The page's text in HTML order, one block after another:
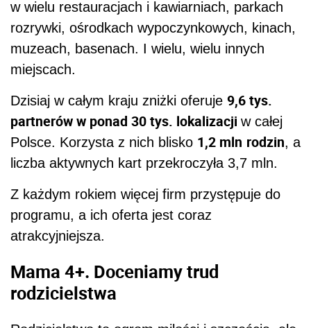
w wielu restauracjach i kawiarniach, parkach
rozrywki, ośrodkach wypoczynkowych, kinach,
muzeach, basenach. I wielu, wielu innych
miejscach.
Dzisiaj w całym kraju zniżki oferuje 9,6 tys.
partnerów w ponad 30 tys. lokalizacji w całej
Polsce. Korzysta z nich blisko 1,2 mln rodzin, a
liczba aktywnych kart przekroczyła 3,7 mln.
Z każdym rokiem więcej firm przystępuje do
programu, a ich oferta jest coraz
atrakcyjniejsza.
Mama 4+. Doceniamy trud
rodzicielstwa